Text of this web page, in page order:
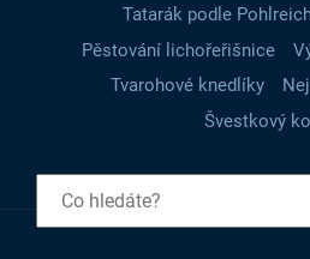
Tatarák podle
Pěstování lichořeřišnice
Tvarohové knedlíky
Švestkový